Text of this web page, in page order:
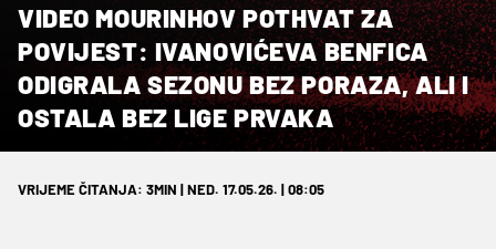
VIDEO MOURINHOV POTHVAT ZA
POVIJEST: IVANOVIĆEVA BENFICA
ODIGRALA SEZONU BEZ PORAZA, ALI I
OSTALA BEZ LIGE PRVAKA
VRIJEME ČITANJA: 3MIN | NED. 17.05.26. | 08:05